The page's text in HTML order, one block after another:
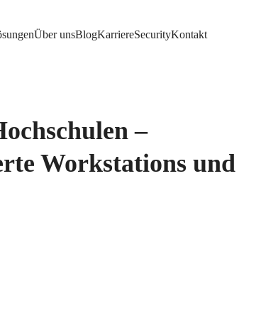
Über unsBlogKarriereSecurityKontakt
–
Workstations und